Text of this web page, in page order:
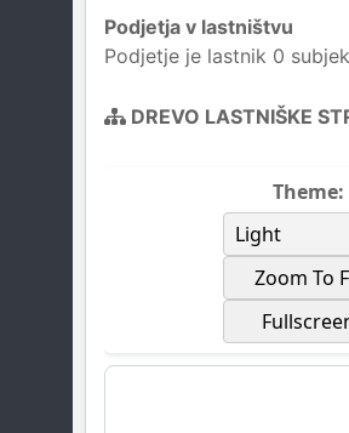
Podjetja v lastništvu
Podjetje je lastnik 0
DREVO LASTNIŠKE
Theme:
Zoom To